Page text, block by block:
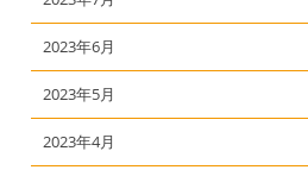
2023年6月
2023年5月
2023年4月